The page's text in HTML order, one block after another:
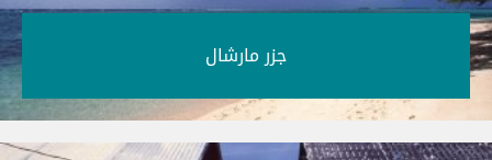
جزر مارشال‎